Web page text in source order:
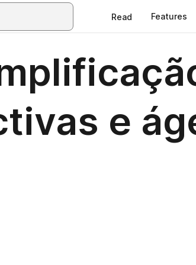
Read Features
e